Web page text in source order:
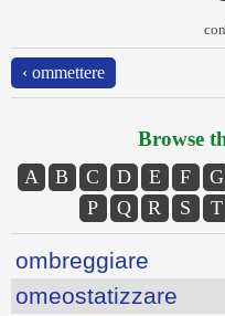
‹ ommettere
Browse
A B C D E F G
P
Q R S T
ombreggiare
omeostatizzare